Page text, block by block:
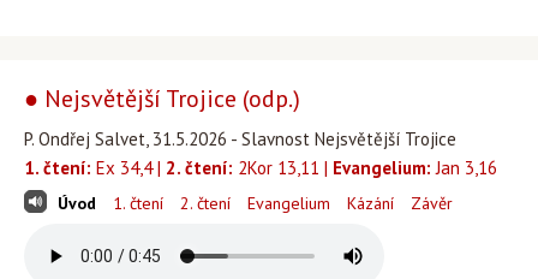
● Nejsvětější Trojice (odp.)
P. Ondřej Salvet, 31.5.2026 - Slavnost Nejsvětější Trojice
1. čtení: Ex 34,4 | 2. čtení: 2Kor 13,11 | Evangelium: Jan 3,16
Úvod 1. čtení 2. čtení Evangelium Kázání Závěr